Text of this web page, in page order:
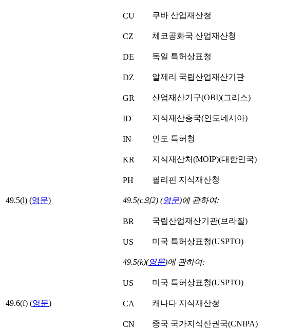
CU 쿠바 산업재산청
CZ 체코공화국 산업재산청
DE 독일 특허상표청
DZ 알제리 국립산업재산기관
GR 산업재산기구(OBI)(그리스)
ID 지식재산총국(인도네시아)
IN 인도 특허청
KR 지식재산처(MOIP)(대한민국)
PH 필리핀 지식재산청
49.5(l) (영문) 49.5(c의2) (영문)에 관하여:
BR 국립산업재산기관(브라질)
US 미국 특허상표청(USPTO)
49.5(k)(영문)에 관하여:
US 미국 특허상표청(USPTO)
49.6(f) (영문) CA 캐나다 지식재산청
CN 중국 국가지식산권국(CNIPA)